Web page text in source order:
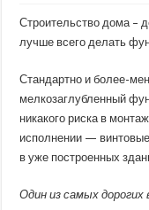
Строительство дома –
лучше всего делать
Стандартно и более-
мелкозаглубленный
никакого риска в
исполнении — винтовые
в уже построенных
Один из самых